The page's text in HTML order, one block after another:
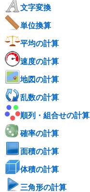
文字変換
単位換算
平均の計算
速度の計算
地図の計算
乱数の計算
順列・組合せの計算
確率の計算
面積の計算
体積の計算
三角形の計算